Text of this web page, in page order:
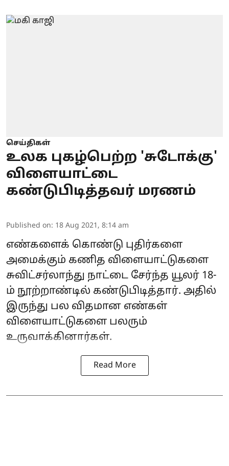
செய்திகள்
உலக புகழ்பெற்ற 'சுடோக்கு'
விளையாட்டை
கண்டுபிடித்தவர் மரணம்
Published on: 18 Aug 2021, 8:14 am
எண்களைக் கொண்டு புதிர்களை
அமைக்கும் கணித விளையாட்டுகளை
சுவிட்சர்லாந்து நாட்டை சேர்ந்த யூலர் 18-
ம் நூற்றாண்டில் கண்டுபிடித்தார். அதில்
இருந்து பல விதமான எண்கள்
விளையாட்டுகளை பலரும்
உருவாக்கினார்கள்.
Read More